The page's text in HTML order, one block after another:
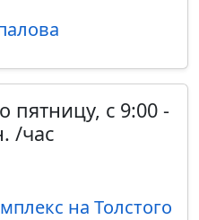
пятницу, с 9:00 -
/час
на Толстого